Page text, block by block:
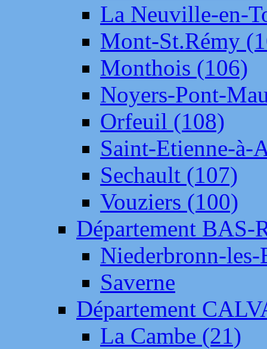
La Neuville-en-
Mont-St.Rémy
Monthois (106)
Noyers-Pont-
Orfeuil (108)
Saint-Etienne-à-
Sechault (107)
Vouziers (100)
Département BAS-
Niederbronn-
Saverne
Département
La Cambe (21)